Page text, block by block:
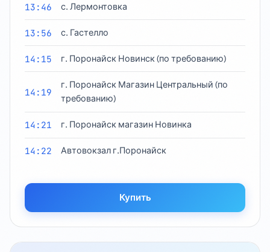
13:46 с. Лермонтовка
13:56 с. Гастелло
14:15 г. Поронайск Новинск (по требованию)
14:19
г. Поронайск Магазин Центральный (по
требованию)
14:21 г. Поронайск магазин Новинка
14:22 Автовокзал г.Поронайск
Купить